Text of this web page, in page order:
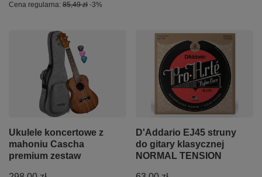
Cena regularna: 85,49 zł -3%
Ukulele koncertowe z
mahoniu Cascha
premium zestaw
D'Addario EJ45 struny
do gitary klasycznej
NORMAL TENSION